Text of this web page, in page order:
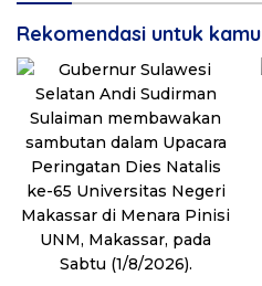
Rekomendasi untuk kamu